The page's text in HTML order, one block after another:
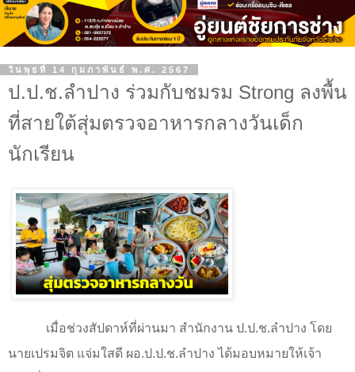
วันพุธที่ 14 กุมภาพันธ์ พ.ศ. 2567
ป.ป.ช.ลำปาง ร่วมกับชมรม Strong ลงพื้น
ที่สายใต้สุ่มตรวจอาหารกลางวันเด็ก
นักเรียน
เมื่อช่วงสัปดาห์ที่ผ่านมา สำนักงาน ป.ป.ช.ลำปาง โดย
นายเปรมจิต แจ่มใสดี ผอ.ป.ป.ช.ลำปาง ได้มอบหมายให้เจ้า